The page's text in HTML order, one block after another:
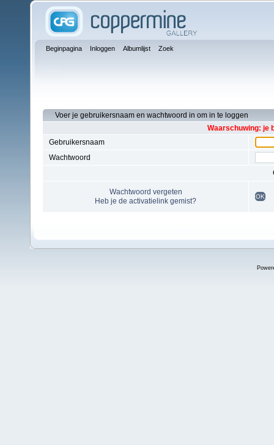
Beginpagina Inloggen Albumlijst Zoek
Voer je gebruikersnaam en wachtwoord in om in te loggen
Waarschuwing: je
Gebruikersnaam
Wachtwoord
Wachtwoord vergeten
Heb je de activatielink gemist?
OK